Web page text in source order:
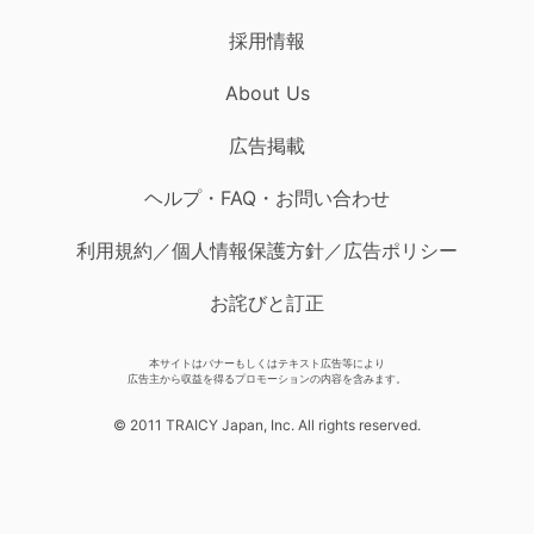
採用情報
About Us
広告掲載
ヘルプ・FAQ・お問い合わせ
利用規約／個人情報保護方針／広告ポリシー
お詫びと訂正
本サイトはバナーもしくはテキスト広告等により
広告主から収益を得るプロモーションの内容を含みます。
© 2011 TRAICY Japan, Inc. All rights reserved.